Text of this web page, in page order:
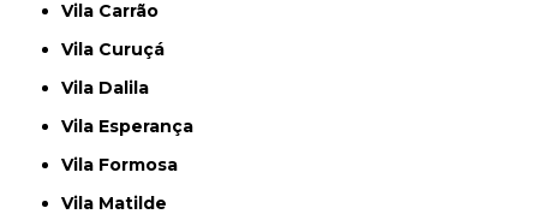
Vila Carrão
Vila Curuçá
Vila Dalila
Vila Esperança
Vila Formosa
Vila Matilde